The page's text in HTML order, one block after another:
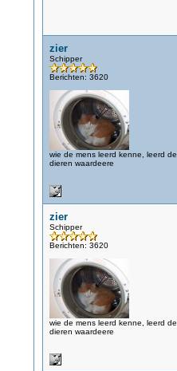
zier
Schipper
Berichten: 3620
wie de mens leerd kenne, leerd de
dieren waardeere
zier
Schipper
Berichten: 3620
wie de mens leerd kenne, leerd de
dieren waardeere